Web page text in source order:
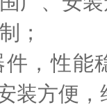
；
件，性能
装方便